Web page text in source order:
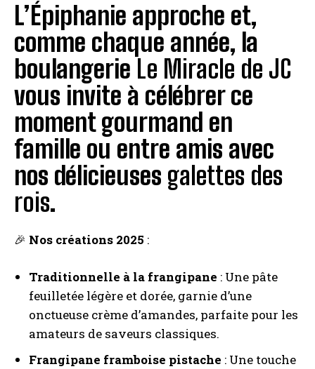
L’Épiphanie approche et,
comme chaque année, la
boulangerie Le Miracle de JC
vous invite à célébrer ce
moment gourmand en
famille ou entre amis avec
nos délicieuses galettes des
rois.
🎉 Nos créations 2025 :
Traditionnelle à la frangipane : Une pâte
feuilletée légère et dorée, garnie d’une
onctueuse crème d’amandes, parfaite pour les
amateurs de saveurs classiques.
Frangipane framboise pistache : Une touche